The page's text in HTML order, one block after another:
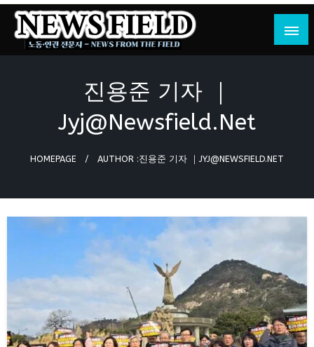
Skip
content
뉴스필드
노동·인권 전문지
진용준 기자 ｜
Jyj@newsfield.net
HOMEPAGE AUTHOR :진용준 기자 ｜ JYJ@NEWSFIELD.NET